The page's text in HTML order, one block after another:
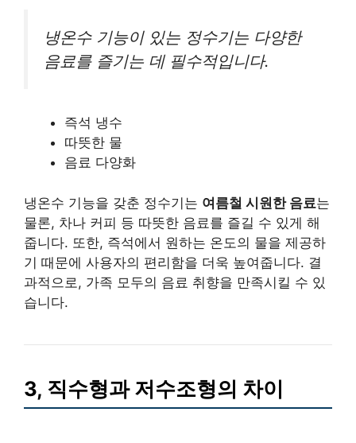
냉온수 기능이 있는 정수기는 다양한
음료를 즐기는 데 필수적입니다.
즉석 냉수
따뜻한 물
음료 다양화
냉온수 기능을 갖춘 정수기는 여름철 시원한 음료는
물론, 차나 커피 등 따뜻한 음료를 즐길 수 있게 해
줍니다. 또한, 즉석에서 원하는 온도의 물을 제공하
기 때문에 사용자의 편리함을 더욱 높여줍니다. 결
과적으로, 가족 모두의 음료 취향을 만족시킬 수 있
습니다.
3, 직수형과 저수조형의 차이